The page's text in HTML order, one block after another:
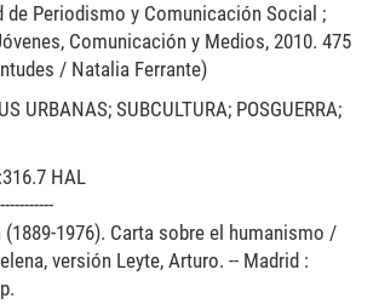
de Periodismo y Comunicación Social ;
Comunicación y Medios, 2010. 475
/ Natalia Ferrante)
URBANAS; SUBCULTURA; POSGUERRA;
HAL
(1889-1976). Carta sobre el humanismo /
versión Leyte, Arturo. -- Madrid :